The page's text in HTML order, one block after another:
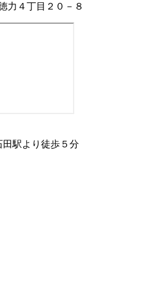
力４丁目２０－８
田駅より徒歩５分